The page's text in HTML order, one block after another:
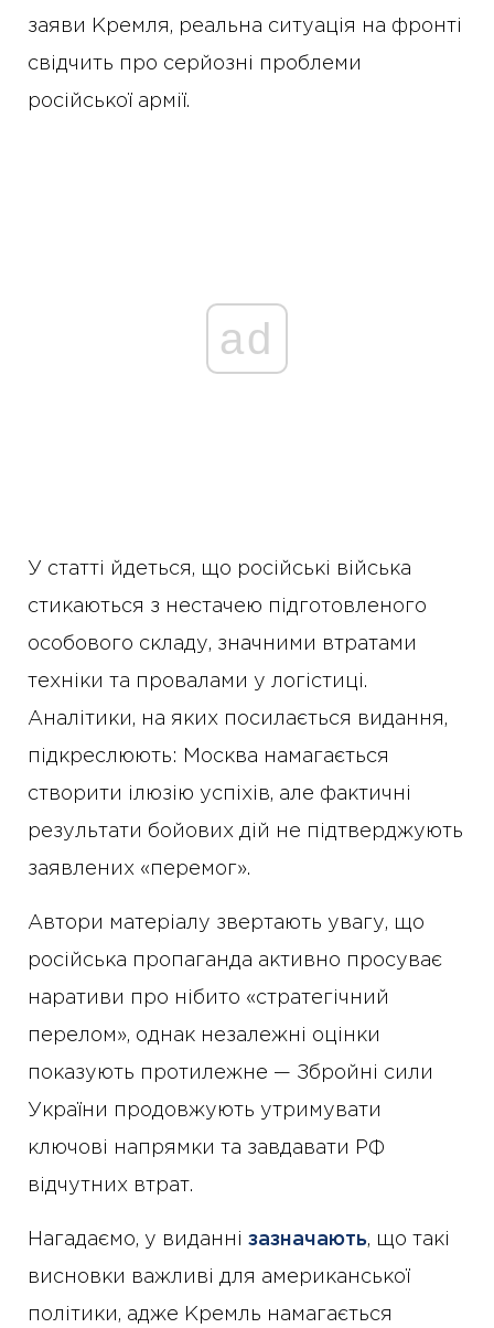
заяви Кремля, реальна ситуація на фронті
свідчить про серйозні проблеми
російської армії.
ad
У статті йдеться, що російські війська
стикаються з нестачею підготовленого
особового складу, значними втратами
техніки та провалами у логістиці.
Аналітики, на яких посилається видання,
підкреслюють: Москва намагається
створити ілюзію успіхів, але фактичні
результати бойових дій не підтверджують
заявлених «перемог».
Автори матеріалу звертають увагу, що
російська пропаганда активно просуває
наративи про нібито «стратегічний
перелом», однак незалежні оцінки
показують протилежне — Збройні сили
України продовжують утримувати
ключові напрямки та завдавати РФ
відчутних втрат.
Нагадаємо, у виданні зазначають, що такі
висновки важливі для американської
політики, адже Кремль намагається